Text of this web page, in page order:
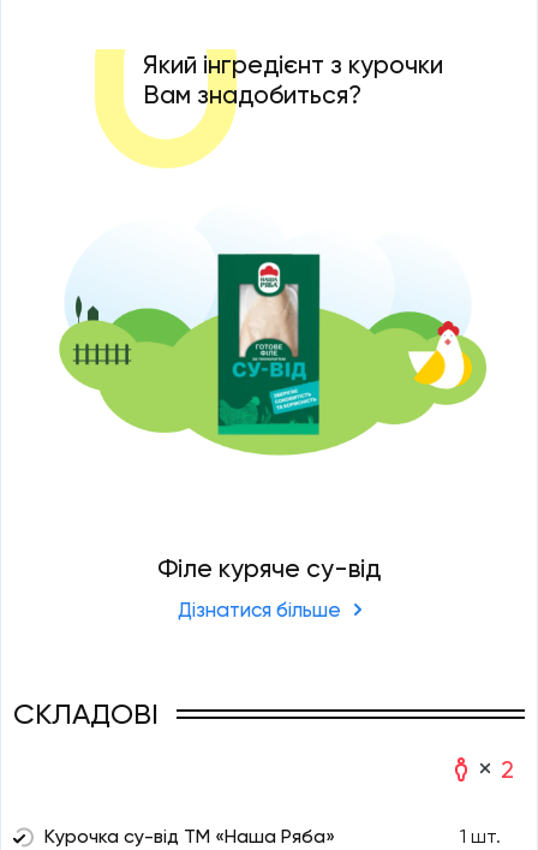
Який інгредієнт з курочки
Вам знадобиться?
Філе куряче су-від
Дізнатися більше
СКЛАДОВІ
2
Курочка су-від ТМ «Наша Ряба» 1 шт.